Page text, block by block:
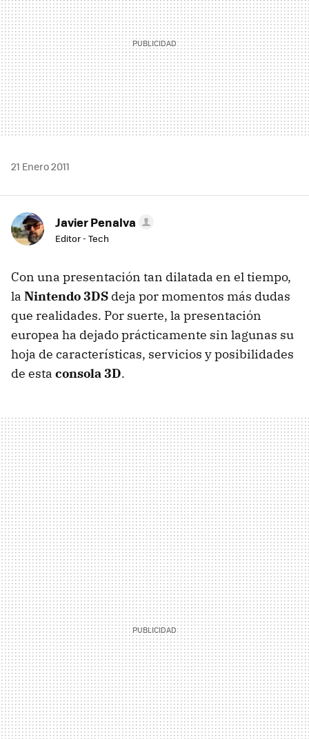
21 Enero 2011
Javier Penalva
Editor - Tech
Con una presentación tan dilatada en el tiempo,
la Nintendo 3DS deja por momentos más dudas
que realidades. Por suerte, la presentación
europea ha dejado prácticamente sin lagunas su
hoja de características, servicios y posibilidades
de esta consola 3D.